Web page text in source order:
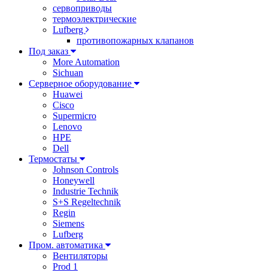
сервоприводы
термоэлектрические
Lufberg
противопожарных клапанов
Под заказ
More Automation
Sichuan
Серверное оборудование
Huawei
Cisco
Supermicro
Lenovo
HPE
Dell
Термостаты
Johnson Controls
Honeywell
Industrie Technik
S+S Regeltechnik
Regin
Siemens
Lufberg
Пром. автоматика
Вентиляторы
Prod 1